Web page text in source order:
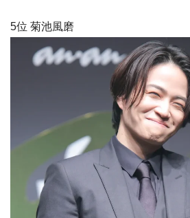
5位 菊池風磨